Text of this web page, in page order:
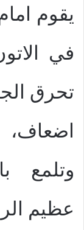
يقوم
في
تحرق
وتلمع
عظيم